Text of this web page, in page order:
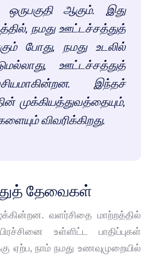
ஆகும். இது
நமது ஊட்டச்சத்துத்
போது, நமது உடலில்
ஊட்டச்சத்துத்
இந்தச்
முக்கியத்துவத்தையும்,
விவரிக்கிறது.
தேவைகள்
வளர்சிதை மாற்றத்தில்
உள்ளிட்ட பாதிப்புகள்
ஏற்ப, நாம் நமது உணவுமுறையில்